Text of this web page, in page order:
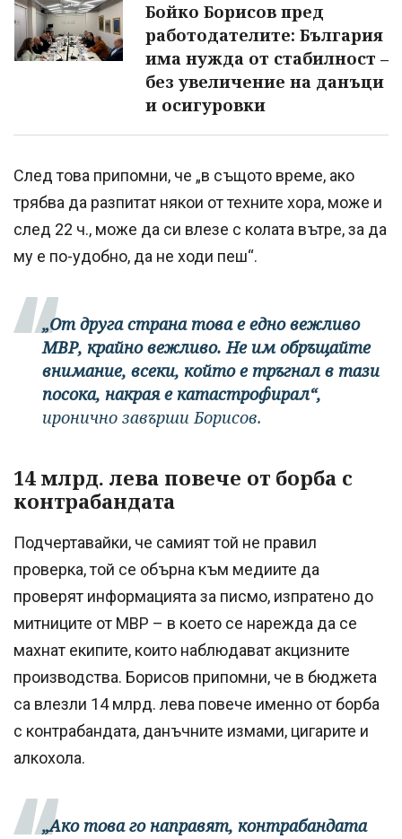
Бойко Борисов пред
работодателите: България
има нужда от стабилност –
без увеличение на данъци
и осигуровки
След това припомни, че „в същото време, ако
трябва да разпитат някои от техните хора, може и
след 22 ч., може да си влезе с колата вътре, за да
му е по-удобно, да не ходи пеш“.
„От друга страна това е едно вежливо
МВР, крайно вежливо. Не им обръщайте
внимание, всеки, който е тръгнал в тази
посока, накрая е катастрофирал“,
иронично завърши Борисов.
14 млрд. лева повече от борба с
контрабандата
Подчертавайки, че самият той не правил
проверка, той се обърна към медиите да
проверят информацията за писмо, изпратено до
митниците от МВР – в което се нарежда да се
махнат екипите, които наблюдават акцизните
производства. Борисов припомни, че в бюджета
са влезли 14 млрд. лева повече именно от борба
с контрабандата, данъчните измами, цигарите и
алкохола.
„Ако това го направят, контрабандата